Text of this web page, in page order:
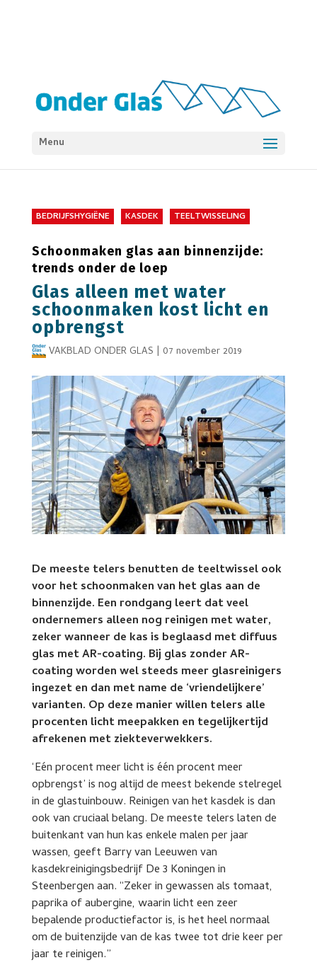
Menu
BEDRIJFSHYGIËNE KASDEK TEELTWISSELING
Schoonmaken glas aan binnenzijde:
trends onder de loep
Glas alleen met water
schoonmaken kost licht en
opbrengst
VAKBLAD ONDER GLAS | 07 november 2019
De meeste telers benutten de teeltwissel ook
voor het schoonmaken van het glas aan de
binnenzijde. Een rondgang leert dat veel
ondernemers alleen nog reinigen met water,
zeker wanneer de kas is beglaasd met diffuus
glas met AR-coating. Bij glas zonder AR-
coating worden wel steeds meer glasreinigers
ingezet en dan met name de ‘vriendelijkere’
varianten. Op deze manier willen telers alle
procenten licht meepakken en tegelijkertijd
afrekenen met ziekteverwekkers.
‘Eén procent meer licht is één procent meer
opbrengst’ is nog altijd de meest bekende stelregel
in de glastuinbouw. Reinigen van het kasdek is dan
ook van cruciaal belang. De meeste telers laten de
buitenkant van hun kas enkele malen per jaar
wassen, geeft Barry van Leeuwen van
kasdekreinigingsbedrijf De 3 Koningen in
Steenbergen aan. “Zeker in gewassen als tomaat,
paprika of aubergine, waarin licht een zeer
bepalende productiefactor is, is het heel normaal
om de buitenzijde van de kas twee tot drie keer per
jaar te reinigen.”